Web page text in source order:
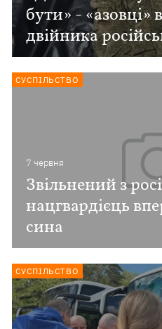
бути» - «азовці»
двійника
7 червня
Звільнений з
нацгвардієць
сина
СУСПІЛЬСТВО
СУСПІЛЬСТВО